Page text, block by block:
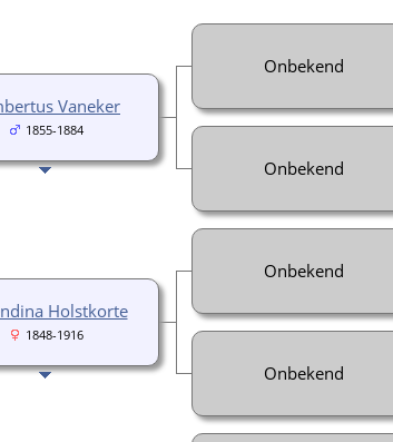
Vaneker
1855-1884
Onbekend
Onbekend
Holstkorte
1848-1916
Onbekend
Onbekend